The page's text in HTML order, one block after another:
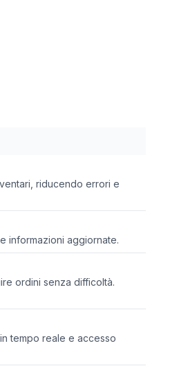
riducendo errori e
informazioni aggiornate.
ordini senza difficoltà.
tempo reale e accesso